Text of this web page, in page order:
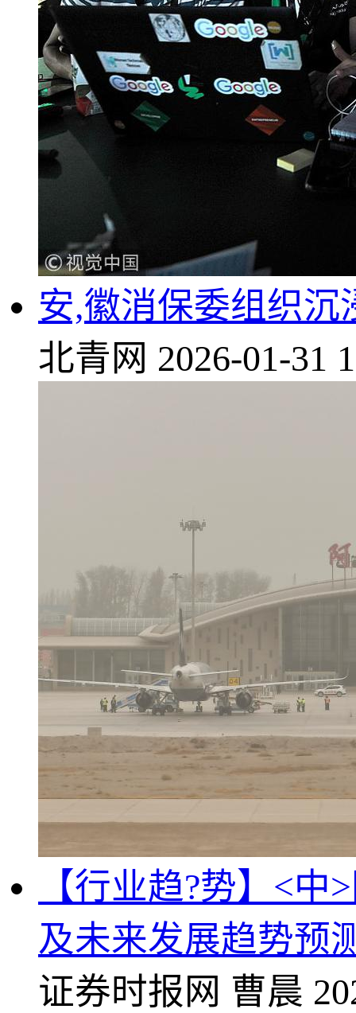
安,徽消保委组织
北青网 2026-01-31
【行业趋?势】<
及未来发展趋势预
证券时报网 曹晨